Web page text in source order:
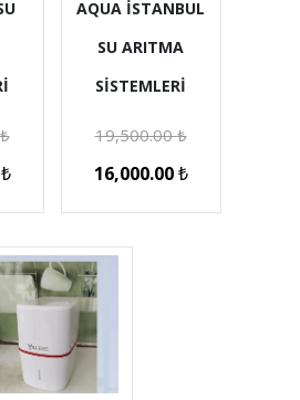
₺
₺
AQUA İSTANBUL
SU ARITMA
SİSTEMLERİ
19,500.00₺
16,000.00₺